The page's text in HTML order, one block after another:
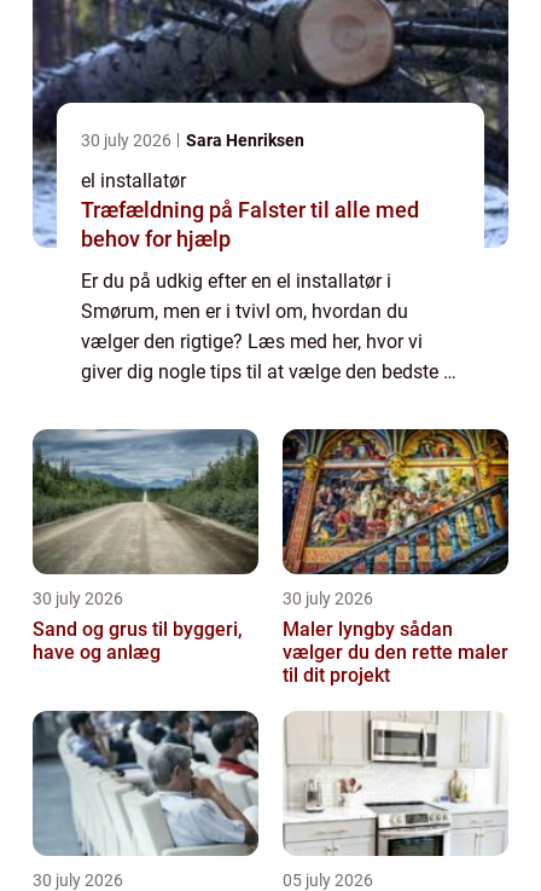
30 july 2026 Sara Henriksen
el installatør
Træfældning på Falster til alle med
behov for hjælp
Er du på udkig efter en el installatør i
Smørum, men er i tvivl om, hvordan du
vælger den rigtige? Læs med her, hvor vi
giver dig nogle tips til at vælge den bedste el
30 july 2026
Sand og grus til byggeri,
have og anlæg
30 july 2026
Maler lyngby sådan
vælger du den rette maler
til dit projekt
30 july 2026 05 july 2026